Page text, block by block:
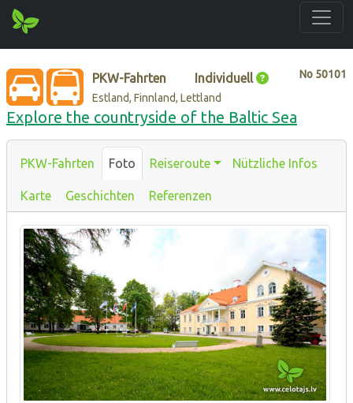
No 50101
PKW-Fahrten Individuell
Estland, Finnland, Lettland
Explore the countryside of the Baltic Sea
PKW-Fahrten Foto Reiseroute Nützliche Infos
Karte Geschichten Referenzen